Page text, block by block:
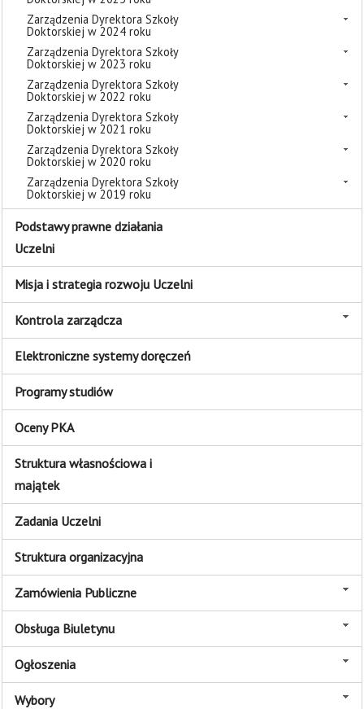
Zarządzenia Dyrektora Szkoły
Doktorskiej w 2024 roku
Zarządzenia Dyrektora Szkoły
Doktorskiej w 2023 roku
Zarządzenia Dyrektora Szkoły
Doktorskiej w 2022 roku
Zarządzenia Dyrektora Szkoły
Doktorskiej w 2021 roku
Zarządzenia Dyrektora Szkoły
Doktorskiej w 2020 roku
Zarządzenia Dyrektora Szkoły
Doktorskiej w 2019 roku
Podstawy prawne działania
Uczelni
Misja i strategia rozwoju Uczelni
Kontrola zarządcza
Elektroniczne systemy doręczeń
Programy studiów
Oceny PKA
Struktura własnościowa i
majątek
Zadania Uczelni
Struktura organizacyjna
Zamówienia Publiczne
Obsługa Biuletynu
Ogłoszenia
Wybory